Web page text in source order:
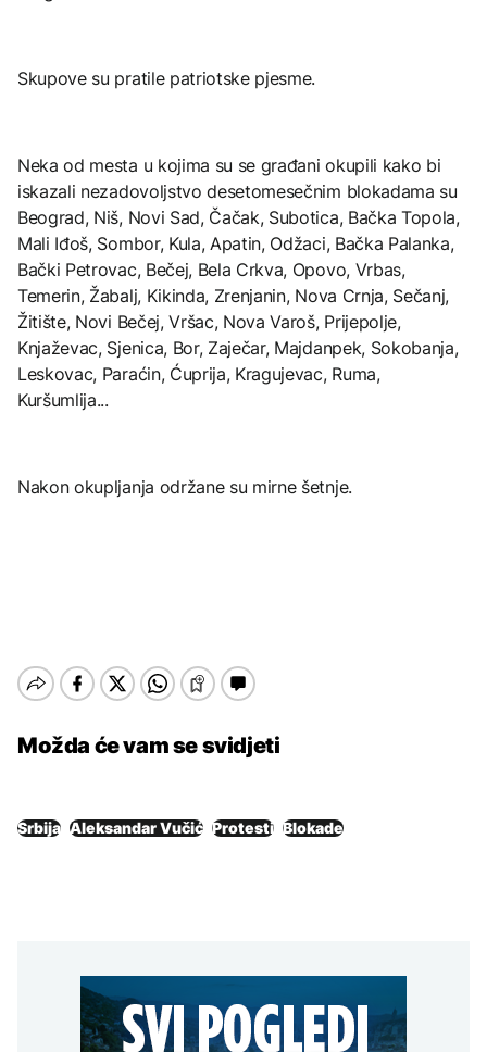
Skupove su pratile patriotske pjesme.
Neka od mesta u kojima su se građani okupili kako bi
iskazali nezadovoljstvo desetomesečnim blokadama su
Beograd, Niš, Novi Sad, Čačak, Subotica, Bačka Topola,
Mali Iđoš, Sombor, Kula, Apatin, Odžaci, Bačka Palanka,
Bački Petrovac, Bečej, Bela Crkva, Opovo, Vrbas,
Temerin, Žabalj, Kikinda, Zrenjanin, Nova Crnja, Sečanj,
Žitište, Novi Bečej, Vršac, Nova Varoš, Prijepolje,
Knjaževac, Sjenica, Bor, Zaječar, Majdanpek, Sokobanja,
Leskovac, Paraćin, Ćuprija, Kragujevac, Ruma,
Kuršumlija...
Nakon okupljanja održane su mirne šetnje.
Možda će vam se svidjeti
Srbija Aleksandar Vučić Protesti Blokade